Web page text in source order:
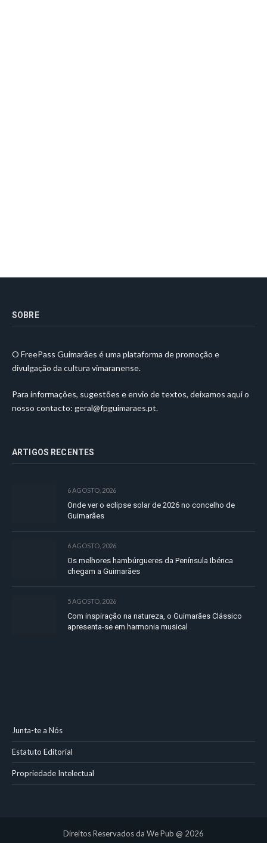
SOBRE
O FreePass Guimarães é uma plataforma de promoção e
divulgação da cultura vimaranense.
Para informações, sugestões e envio de textos, deixamos aqui o
nosso contacto: geral@fpguimaraes.pt.
ARTIGOS RECENTES
6 AGOSTO, 2026
Onde ver o eclipse solar de 2026 no concelho de
Guimarães
6 AGOSTO, 2026
Os melhores hambúrgueres da Península Ibérica
chegam a Guimarães
5 AGOSTO, 2026
Com inspiração na natureza, o Guimarães Clássico
apresenta-se em harmonia musical
Junta-te a Nós
Estatuto Editorial
Propriedade Intelectual
Direitos Reservados da We Pub @ 2026